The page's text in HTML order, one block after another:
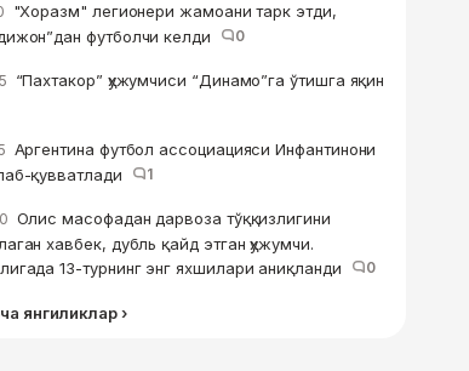
"Хоразм" легионери жамоани тарк этди,
футболчи келди
0
“Пахтакор” ҳужумчиси “Динамо”га ўтишга яқин
Аргентина футбол ассоциацияси Инфантинони
қувватлади
1
Олис масофадан дарвоза тўққизлигини
хавбек, дубль қайд этган ҳужумчи.
13-турнинг энг яхшилари аниқланди
0
янгиликлар ›